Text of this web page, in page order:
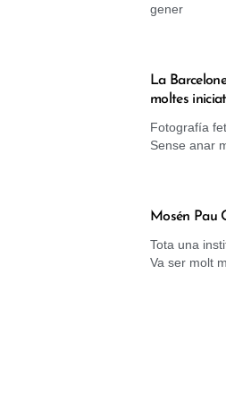
gener
La
moltes
Fotografía
Sense anar
Mosén Pau
Tota una
Va ser molt